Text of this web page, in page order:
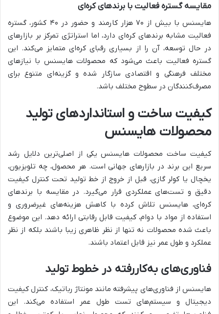
مقایسه گستره فعالیت با برندهای کره‌ای
هایسنس با بیش از ۷۰ هزار کارمند و حضور در ۴۰ کشور، گستره
فعالیت مشابه برندهای کره‌ای دارد، اما استراتژی تمرکز بر بازارهای
در حال توسعه، آن را از بسیاری رقبای کره‌ای متمایز می‌کند. این
گستره فعالیت باعث می‌شود که محصولات هایسنس با نیازهای
مختلف فرهنگی و اقتصادی سازگار شده و گزینه‌ای متنوع برای
مصرف‌کنندگان در سطوح مختلف باشد.
کیفیت ساخت و استانداردهای تولید
محصولات هایسنس
کیفیت ساخت محصولات هایسنس یکی از اصلی‌ترین دلایل رشد
سریع این برند در بازارهای جهانی است. هر محصول، چه تلویزیون،
یخچال یا کولر گازی، قبل از خروج از خط تولید تحت کنترل کیفیت
دقیق و تست‌های عملکردی قرار می‌گیرد. در مقایسه با برندهای
کره‌ای، هایسنس تلاش کرده با کاهش هزینه‌های غیرضروری و
استفاده از مواد با دوام، کیفیت قابل رقابتی ارائه دهد. این موضوع
باعث شده محصولات نه تنها از نظر ظاهری زیبا باشند بلکه از نظر
عملکرد و طول عمر نیز قابل اعتماد باشند.
فناوری‌های به‌کاررفته در خطوط تولید
هایسنس از فناوری‌های پیشرفته مانند مونتاژ رباتیک، کنترل کیفیت
دیجیتال و سیستم‌های تست طول عمر استفاده می‌کند. این